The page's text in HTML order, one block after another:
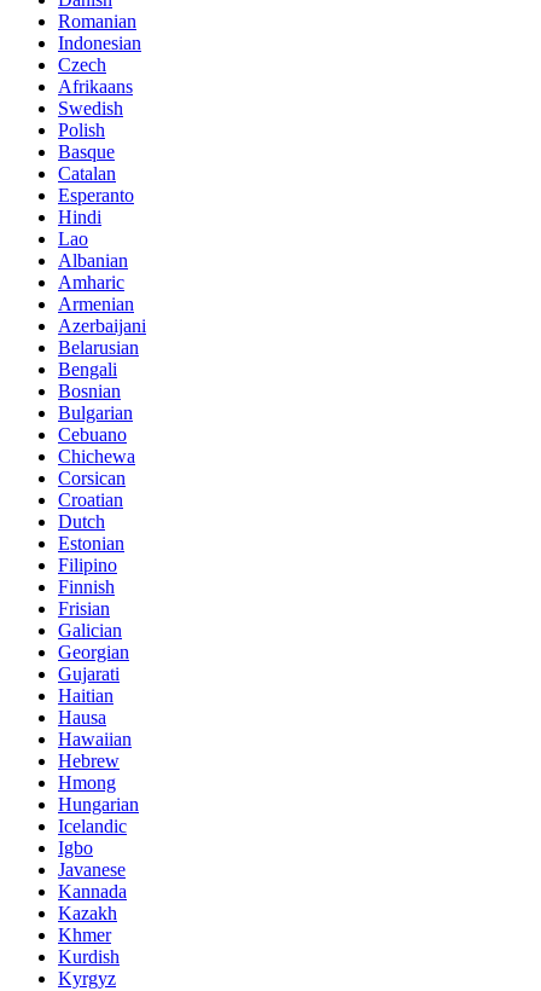
Romanian
Indonesian
Czech
Afrikaans
Swedish
Polish
Basque
Catalan
Esperanto
Hindi
Lao
Albanian
Amharic
Armenian
Azerbaijani
Belarusian
Bengali
Bosnian
Bulgarian
Cebuano
Chichewa
Corsican
Croatian
Dutch
Estonian
Filipino
Finnish
Frisian
Galician
Georgian
Gujarati
Haitian
Hausa
Hawaiian
Hebrew
Hmong
Hungarian
Icelandic
Igbo
Javanese
Kannada
Kazakh
Khmer
Kurdish
Kyrgyz